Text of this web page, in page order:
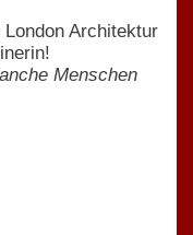
Architektur
Menschen